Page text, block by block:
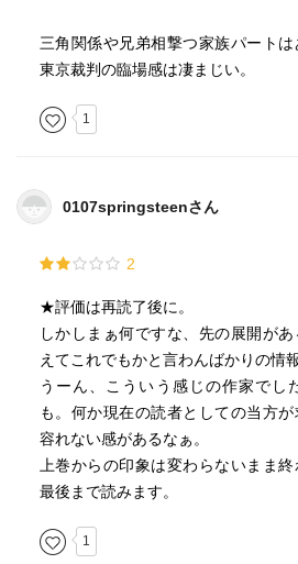
空直行便はいまだに飛んでいないの
料が足りないのがその理由。777や
未だためらっているのだそうだ。
られる他の空港が沢山あるんだか
てもし万一の時はそこへ降りる事に
の近くにはそういう空港が無いのか
上巻と相も変わらず鹿児島弁がキ
では理解不能な話し言葉が多く，前
脈かっらでないと意味が取れない
412ページ天羽の親父がしゃべっ
た・・・・・・」の「ないよ，」は
たぶん「なんと！」に近い意味なの
まで忠実なんだろうなぁ。まあ検証
三角関係や兄弟相撃つ家族パートは
東京裁判の臨場感は凄まじい。
1
0107springsteenさん
2
★評価は再読了後に。
しかしまぁ何ですな、先の展開が
えてこれでもかと言わんばかりの情
うーん、こういう感じの作家でし
も。何か現在の読者としての当方
容れない感があるなぁ。
上巻からの印象は変わらないまま終
最後まで読みます。
1